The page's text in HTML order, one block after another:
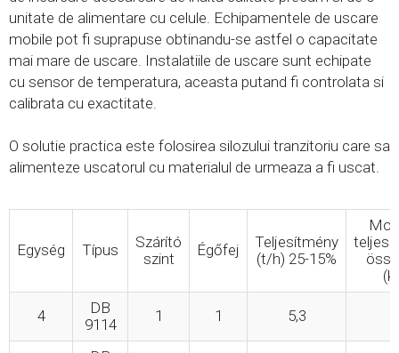
unitate de alimentare cu celule. Echipamentele de uscare
mobile pot fi suprapuse obtinandu-se astfel o capacitate
mai mare de uscare. Instalatiile de uscare sunt echipate
cu sensor de temperatura, aceasta putand fi controlata si
calibrata cu exactitate.
O solutie practica este folosirea silozului tranzitoriu care sa
alimenteze uscatorul cu materialul de urmeaza a fi uscat.
Egység Típus
Szárító
szint
Égőfej
Teljesítmény
(t/h) 25-15%
4
DB
9114
1 1 5,3